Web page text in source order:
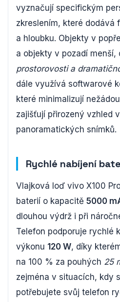
vyznačují specifickým
zkreslením, které dodává
a hloubku. Objekty v
a objekty v pozadí
prostorovosti a
dále využívá softwarové
které minimalizují
zajišťují přirozený vzhled
panoramatických snímků.
Rychlé nabíjení
Vlajková loď vivo X100
baterií o kapacitě 5000
dlouhou výdrž i při
Telefon podporuje rychlé
výkonu 120 W, díky
na 100 % za pouhých 25
zejména v situacích, kdy
potřebujete svůj telefon